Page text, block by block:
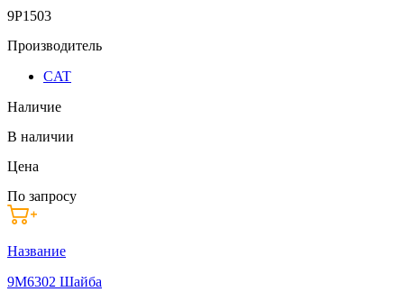
9P1503
Производитель
CAT
Наличие
В наличии
Цена
По запросу
Название
9M6302 Шайба